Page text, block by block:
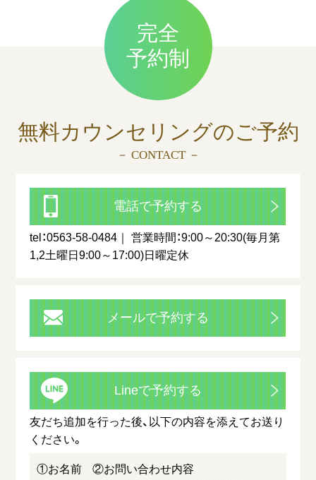
完全
予約制
無料カウンセリングのご予約
－ CONTACT －
電話で予約する
tel：0563-58-0484
営業時間：9:00～20:30(毎月第
1,2土曜日9:00～17:00)日曜定休
メールで予約する
Lineで予約する
友だち追加を行った後、以下の内容を添えてお送り
ください。
①お名前
②お問い合わせ内容